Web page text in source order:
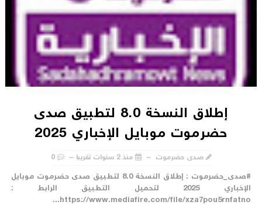
إطلاق النسخة 8.0 لتطبيق صدى
حضرموت موبايل الإخباري 2025
صدى حضرموت منذ 2 سنوات تقريبا 0
#صدى_حضرموت : إطلاق النسخة 8.0 لتطبيق صدى حضرموت موبايل
الإخباري 2025 لتحميل التطبيق الرابط :
https://www.mediafire.com/file/